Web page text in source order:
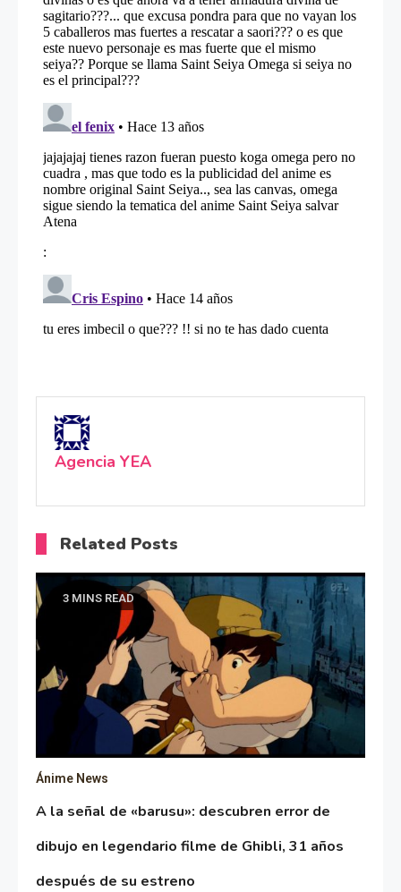
Agencia YEA
Related Posts
3 MINS READ
Ánime News
A la señal de «barusu»: descubren error de
dibujo en legendario filme de Ghibli, 31 años
después de su estreno